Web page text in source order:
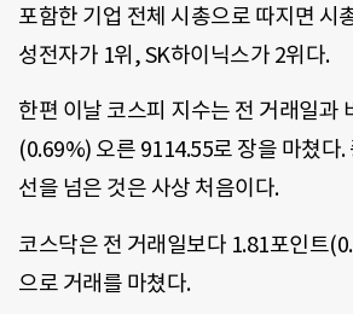
포함한 기업 전체 시총으로 따지면 시
성전자가 1위, SK하이닉스가 2위다.
한편 이날 코스피 지수는 전 거래일과
(0.69%) 오른 9114.55로 장을 마쳤다
선을 넘은 것은 사상 처음이다.
코스닥은 전 거래일보다 1.81포인트
으로 거래를 마쳤다.